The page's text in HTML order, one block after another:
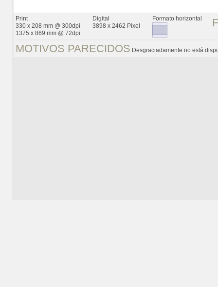
Print
330 x 208 mm @ 300dpi
1375 x 869 mm @ 72dpi
Digital
3898 x 2462 Pixel
Formato horizontal
MOTIVOS PARECIDOS Desgraciadamente no está